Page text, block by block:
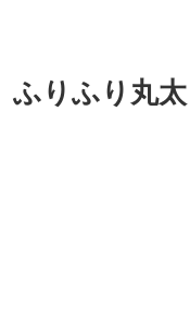
ふりふり丸